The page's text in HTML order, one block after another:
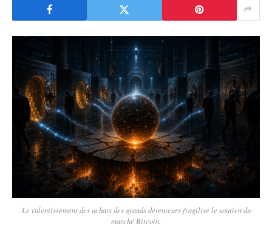
Le ralentissement des achats des grands détenteurs fragilise le soutien du
marché Bitcoin.